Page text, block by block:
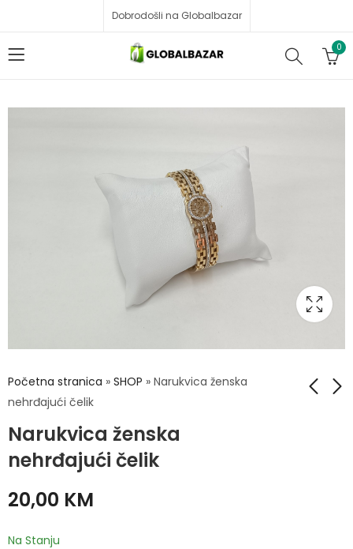
Dobrodošli na Globalbazar
0
Početna stranica » SHOP » Narukvica ženska
nehrđajući čelik
Narukvica ženska
nehrđajući čelik
20,00 KM
Na Stanju